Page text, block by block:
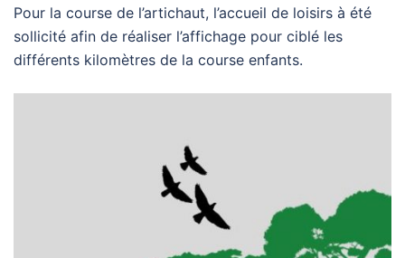
Pour la course de l’artichaut, l’accueil de loisirs à été
sollicité afin de réaliser l’affichage pour ciblé les
différents kilomètres de la course enfants.